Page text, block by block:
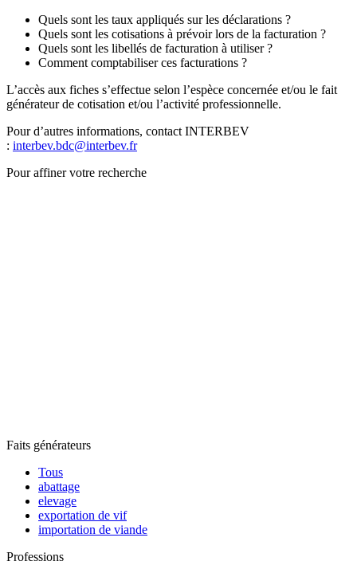
Quels sont les taux appliqués sur les déclarations ?
Quels sont les cotisations à prévoir lors de la facturation ?
Quels sont les libellés de facturation à utiliser ?
Comment comptabiliser ces facturations ?
L’accès aux fiches s’effectue selon l’espèce concernée et/ou le fait
générateur de cotisation et/ou l’activité professionnelle.
Pour d’autres informations, contact INTERBEV
: interbev.bdc@interbev.fr
Pour affiner votre recherche
Faits générateurs
Tous
abattage
elevage
exportation de vif
importation de viande
Professions